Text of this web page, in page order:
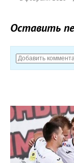
Оставить